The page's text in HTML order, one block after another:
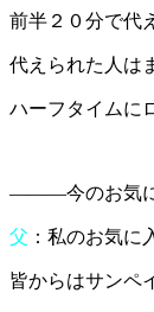
前半２０分で代
代えられた人は
ハーフタイムに
―――今のお気に
父 ：私のお気に
皆からはサンペ